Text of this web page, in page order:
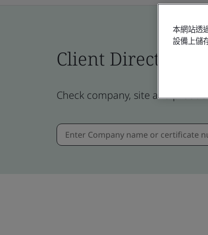
Client Directory
Check company, site and
本網站透
設備上儲